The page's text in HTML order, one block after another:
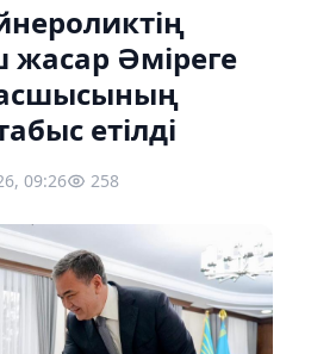
жасар Әміреге
етілді
09:26 258